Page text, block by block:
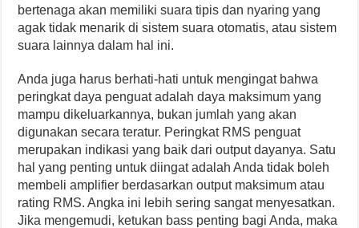
bertenaga akan memiliki suara tipis dan nyaring yang
agak tidak menarik di sistem suara otomatis, atau sistem
suara lainnya dalam hal ini.
Anda juga harus berhati-hati untuk mengingat bahwa
peringkat daya penguat adalah daya maksimum yang
mampu dikeluarkannya, bukan jumlah yang akan
digunakan secara teratur. Peringkat RMS penguat
merupakan indikasi yang baik dari output dayanya. Satu
hal yang penting untuk diingat adalah Anda tidak boleh
membeli amplifier berdasarkan output maksimum atau
rating RMS. Angka ini lebih sering sangat menyesatkan.
Jika mengemudi, ketukan bass penting bagi Anda, maka